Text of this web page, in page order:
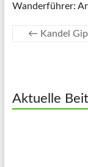
Wanderführer:
← Kandel
Aktuelle